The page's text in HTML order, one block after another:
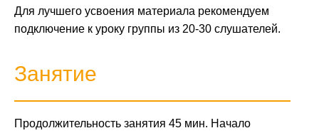
Для лучшего усвоения материала рекомендуем
подключение к уроку группы из 20-30 слушателей.
Занятие
Продолжительность занятия 45 мин. Начало